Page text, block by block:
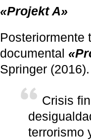
«Projekt A»
Posteriormente
documental
Springer (2016).
Crisis
terrorismo